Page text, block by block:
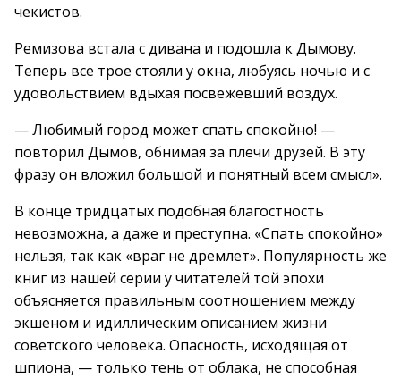
чекистов.
Ремизова встала с дивана и подошла к Дымову.
Теперь все трое стояли у окна, любуясь ночью и с
удовольствием вдыхая посвежевший воздух.
— Любимый город может спать спокойно! —
повторил Дымов, обнимая за плечи друзей. В эту
фразу он вложил большой и понятный всем смысл».
В конце тридцатых подобная благостность
невозможна, а даже и преступна. «Спать спокойно»
нельзя, так как «враг не дремлет». Популярность же
книг из нашей серии у читателей той эпохи
объясняется правильным соотношением между
экшеном и идиллическим описанием жизни
советского человека. Опасность, исходящая от
шпиона, — только тень от облака, не способная